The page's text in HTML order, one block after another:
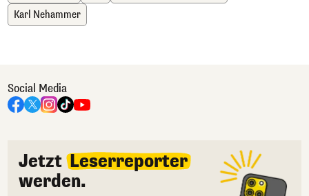
Karl Nehammer
Social Media
Jetzt Leserreporter
werden.